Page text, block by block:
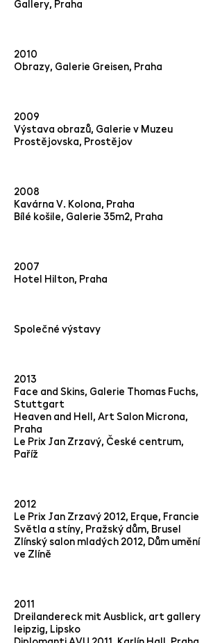
Gallery, Praha
2010
Obrazy, Galerie Greisen, Praha
2009
Výstava obrazů, Galerie v Muzeu
Prostějovska, Prostějov
2008
Kavárna V. Kolona, Praha
Bílé košile, Galerie 35m2, Praha
2007
Hotel Hilton, Praha
Společné výstavy
2013
Face and Skins, Galerie Thomas Fuchs,
Stuttgart
Heaven and Hell, Art Salon Microna,
Praha
Le Prix Jan Zrzavý, České centrum,
Paříž
2012
Le Prix Jan Zrzavý 2012, Erque, Francie
Světla a stíny, Pražský dům, Brusel
Zlínský salon mladých 2012, Dům umění
ve Zlíně
2011
Dreilandereck mit Ausblick, art gallery
leipzig, Lipsko